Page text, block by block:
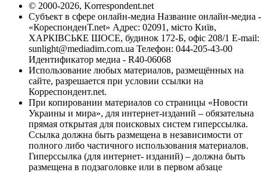
© 2000-2026, Korrespondent.net
Субъект в сфере онлайн-медиа Название онлайн-медиа -
«КореспонденТ.net» Адрес: 02091, місто Київ,
ХАРКІВСЬКЕ ШОСЕ, будинок 172-Б, офіс 208/1 E-mail:
sunlight@mediadim.com.ua Телефон: 044-205-43-00
Идентификатор медиа - R40-06068
Использование любых материалов, размещённых на
сайте, разрешается при условии ссылки на
Корреспондент.net.
При копировании материалов со страницы «Новости
Украины и мира», для интернет-изданий – обязательна
прямая открытая для поисковых систем гиперссылка.
Ссылка должна быть размещена в независимости от
полного либо частичного использования материалов.
Гиперссылка (для интернет- изданий) – должна быть
размещена в подзаголовке или в первом абзаце